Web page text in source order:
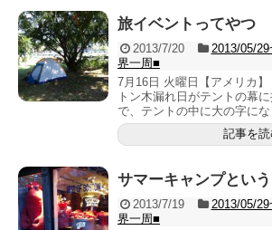
旅イベントってやつ
2013/7/20 2013/05/
界一周■
7月16日 火曜日【アメリカ
トン木漏れ日がテントの幕
で、テントの中に大の字に
記事を読
サマーキャンプとい
2013/7/19 2013/05/
界一周■